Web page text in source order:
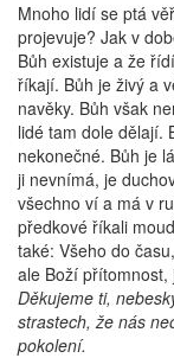
Mnoho lidí se ptá
projevuje? Jak v
Bůh existuje a že
říkají. Bůh je živý a
navěky. Bůh však
lidé tam dole dělají.
nekonečné. Bůh je
ji nevnímá, je
všechno ví a má v
předkové říkali
také: Všeho do
ale Boží přítomnost,
Děkujeme ti,
strastech, že nás
pokolení.